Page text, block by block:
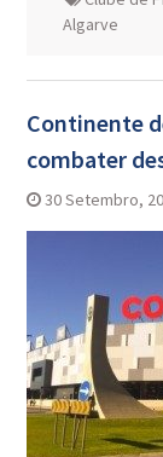
Algarve
Continente
combater
30 Setembro,